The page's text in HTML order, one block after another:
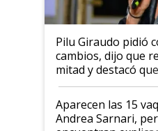
Pilu Giraudo pidió
cambios, dijo que
mitad y destacó
ser "para unos
mandato muy claro
nacional"
Aparecen las 15
Andrea Sarnari,